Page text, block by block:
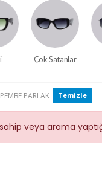
Çok Satanlar
PEMBE PARLAK Temizle
veya arama